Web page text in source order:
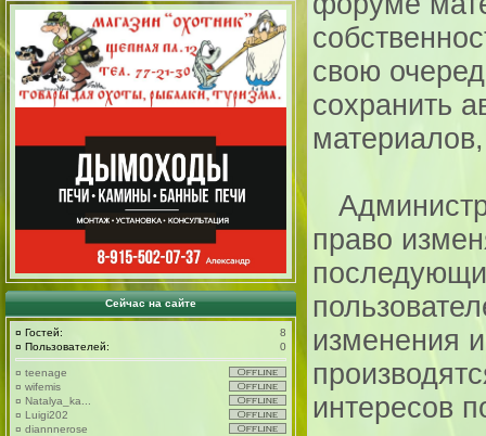
Сейчас на сайте
¤ Гостей:
8
¤ Пользователей: 0
¤ teenage
¤ wifemis
¤ Natalya_ka...
¤ Luigi202
¤ diannnerose
свою
сохранить
право
изменения
интересов